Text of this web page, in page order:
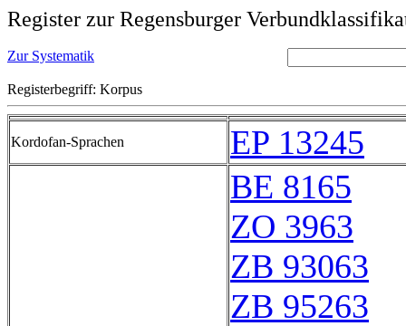
Register zur Regensburger
Zur Systematik
Registerbegriff: Korpus
Kordofan-Sprachen
EP 13245
BE 8165
ZO 3963
ZB 93063
ZB 95263